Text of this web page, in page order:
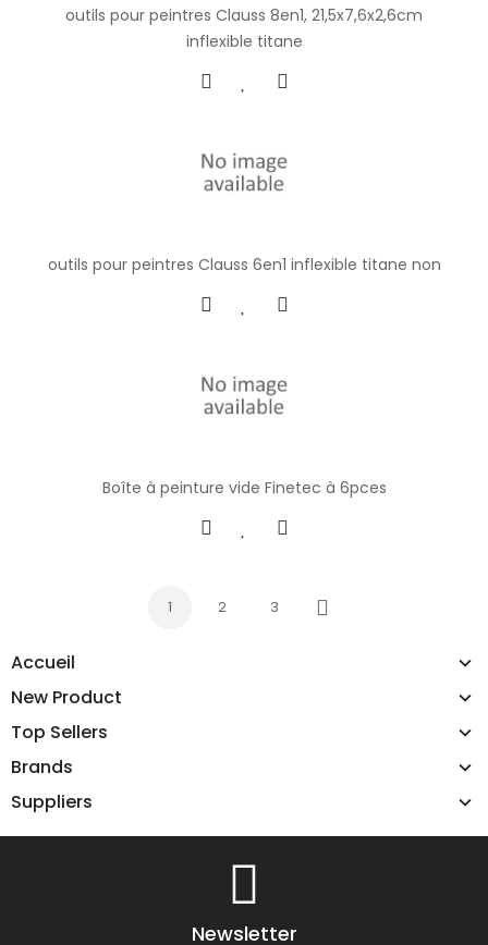
Accueil
New Product
Top Sellers
Brands
Suppliers
outils pour peintres Clauss 8en1, 21,5x7,6x2,6cm
inflexible titane
outils pour peintres Clauss 6en1 inflexible titane non
Boîte à peinture vide Finetec à 6pces
1 2 3
Next
Newsletter